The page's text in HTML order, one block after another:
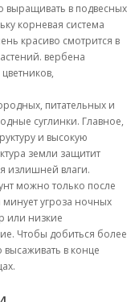
выращивать в подвесных
корневая система
красиво смотрится в
вербена
питательных и
суглинки. Главное,
и высокую
земли защитит
излишней влаги.
можно только после
минует угроза ночных
или низкие
Чтобы добиться более
в конце